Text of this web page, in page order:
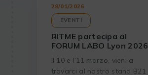
29/01/2026
EVENTI
RITME partecipa al
FORUM LABO Lyon 2026
Il 10 e l’11 marzo, vieni a
trovarci al nostro stand B21